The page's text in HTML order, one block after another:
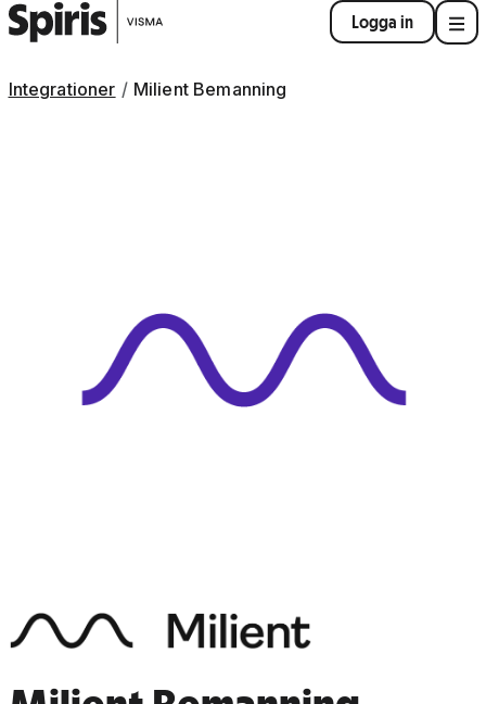
Logga in
Integrationer Milient Bemanning